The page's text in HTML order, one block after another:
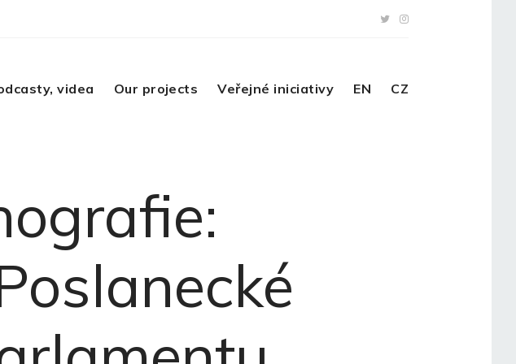
videa Our projects Veřejné iniciativy EN CZ